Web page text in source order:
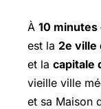
À 10 minutes
est la 2e ville
et la capitale
vieille ville
et sa Maison